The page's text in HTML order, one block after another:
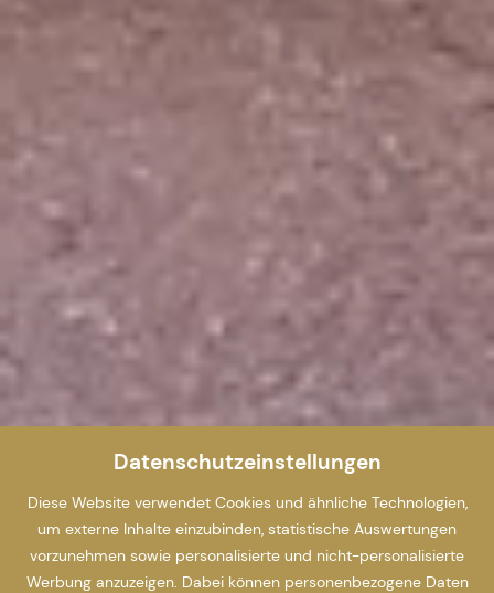
Datenschutzeinstellungen
Diese Website verwendet Cookies und ähnliche Technologien,
um externe Inhalte einzubinden, statistische Auswertungen
vorzunehmen sowie personalisierte und nicht-personalisierte
Werbung anzuzeigen. Dabei können personenbezogene Daten